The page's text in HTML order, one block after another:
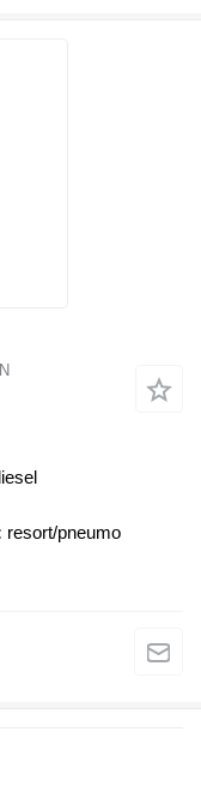
resort/pneumo